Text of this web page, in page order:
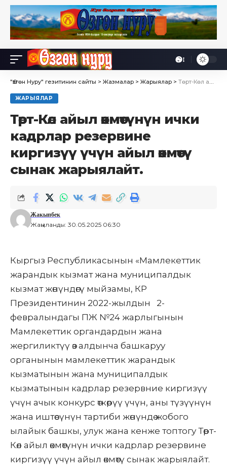
Font
Resizer
Өө
"Өзгөн Нуру" гезитинин сайты > Жазмалар > Жарыялар > Төрт-Көл айыл өкмөтүнүн ички кадрлар резервине киргизүү үчүн айыл өкмөтү сынак жарыялайт.
ЖАРЫЯЛАР
Төрт-Көл айыл өкмөтүнүн ички
кадрлар резервине
киргизүү үчүн айыл өкмөтү
сынак жарыялайт.
Жаңыланды: 30.05.2025 06:30
Жакыпбек
Кыргыз Республикасынын «Мамлекеттик
жарандык кызмат жана муниципалдык
кызмат жөнүндөгү мыйзамы, КР
Президентинин 2022-жылдын 2-
февралындагы ПЖ №24 жарлыгынын
Мамлекеттик органдардын жана
жергиликтүү өз алдынча башкаруу
органынын мамлекеттик жарандык
кызматынын жана муниципалдык
кызматынын кадрлар резервние киргизүү
үчүн ачык конкурс өткөрүү үчүн, аны түзүүнүн
жана иштөөсүнүн тартиби жөнүндө жобого
ылайык башкы, улук жана кенже топтогу Төрт-
Көл айыл өкмөтүнүн ички кадрлар резервине
киргизүү үчүн айыл өкмөтү сынак жарыялайт.